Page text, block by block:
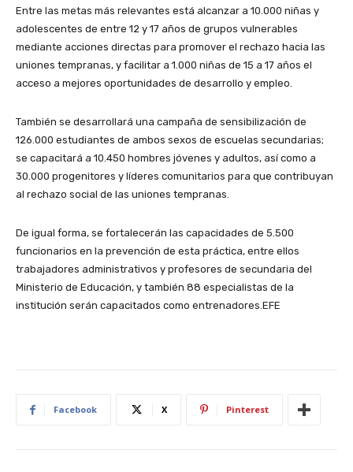
Entre las metas más relevantes está alcanzar a 10.000 niñas y
adolescentes de entre 12 y 17 años de grupos vulnerables
mediante acciones directas para promover el rechazo hacia las
uniones tempranas, y facilitar a 1.000 niñas de 15 a 17 años el
acceso a mejores oportunidades de desarrollo y empleo.
También se desarrollará una campaña de sensibilización de
126.000 estudiantes de ambos sexos de escuelas secundarias;
se capacitará a 10.450 hombres jóvenes y adultos, así como a
30.000 progenitores y líderes comunitarios para que contribuyan
al rechazo social de las uniones tempranas.
De igual forma, se fortalecerán las capacidades de 5.500
funcionarios en la prevención de esta práctica, entre ellos
trabajadores administrativos y profesores de secundaria del
Ministerio de Educación, y también 88 especialistas de la
institución serán capacitados como entrenadores.EFE
Facebook X Pinterest